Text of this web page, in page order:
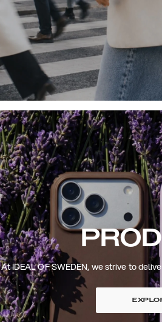
At IDEAL OF SWEDEN, we strive to